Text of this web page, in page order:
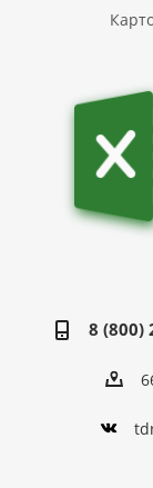
8 (800)